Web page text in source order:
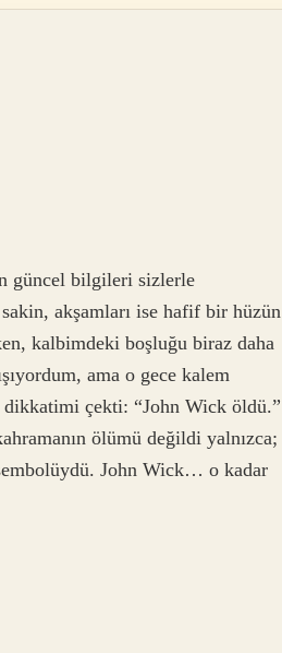
güncel bilgileri sizlerle
akşamları ise hafif bir hüzün
kalbimdeki boşluğu biraz daha
ama o gece kalem
dikkatimi çekti: “John Wick öldü.”
ölümü değildi yalnızca;
John Wick… o kadar